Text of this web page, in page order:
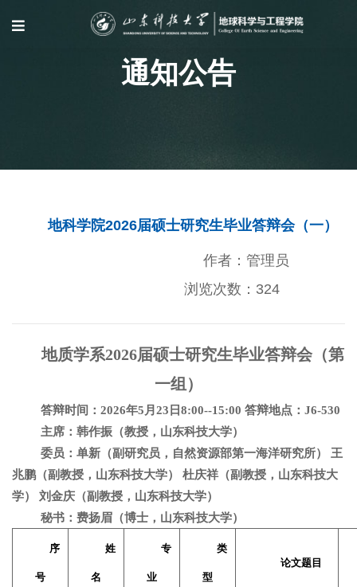
通知公告
地科学院2026届硕士研究生毕业答辩会（一）
作者：管理员
浏览次数： 324
地质学系2026届硕士研究生毕业答辩会（第
一组）
答辩时间： 2026年5 月 23 日8:00--15:00 答辩地点： J6-530
主席：韩作振（教授，山东科技大学）
委员：单新（副研究员，自然资源部第一海洋研究所） 王
兆鹏（副教授，山东科技大学） 杜庆祥（副教授，山东科技大
学） 刘金庆（副教授，山东科技大学）
秘书：费扬眉（博士，山东科技大学）
序
号
姓
名
专
业
类
型
论文题目